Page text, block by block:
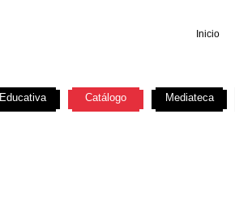
Inicio
Educativa Catálogo Mediateca